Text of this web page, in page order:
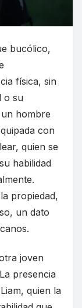
bucólico,
física, sin
o su
hombre
con
quien se
habilidad
propiedad,
un dato
joven
presencia
quien la